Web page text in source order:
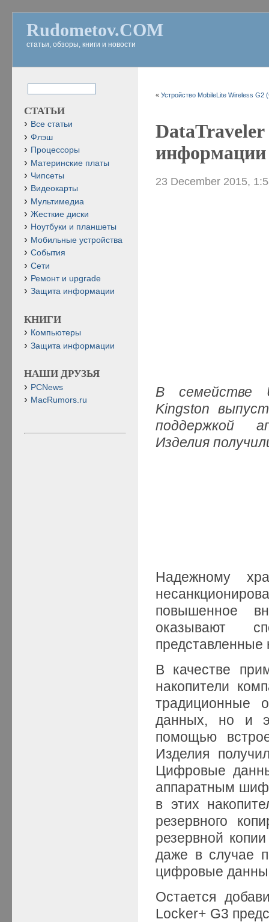
Rudometov.COM
статьи, обзоры, книги и новости
«Устройство MobileLite Wireless G2
информации
23 December 2015,
В семействе
Kingston
поддержкой
Изделия
Надежному
повышенное
оказывают
В качестве
накопители
традиционные
данных, но и
помощью
Изделия
Цифровые
аппаратным
в этих
резервного
резервной
даже в случае
цифровые
Остается
Locker+ G3
СТАТЬИ
Все статьи
Флэш
Процессоры
Материнские платы
Чипсеты
Видеокарты
Мультимедиа
Жесткие диски
Ноутбуки и планшеты
Мобильные устройства
События
Сети
Ремонт и upgrade
Защита информации
КНИГИ
Компьютеры
Защита информации
НАШИ ДРУЗЬЯ
PCNews
MacRumors.ru